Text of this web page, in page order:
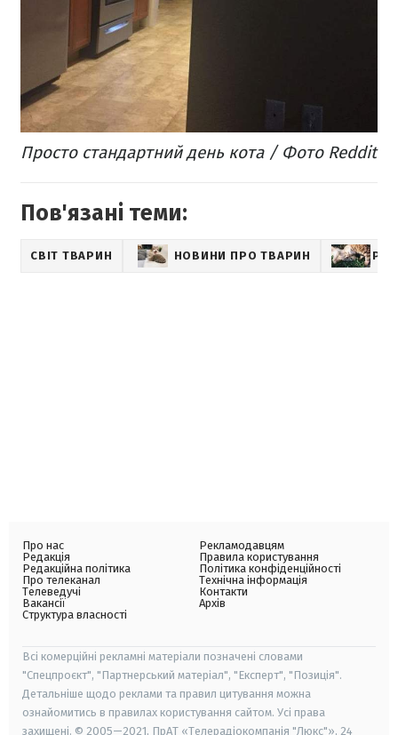
Просто стандартний день кота / Фото Reddit
Пов'язані теми:
СВІТ ТВАРИН НОВИНИ ПРО ТВАРИН
Про нас
Редакція
Редакційна політика
Про телеканал
Телеведучі
Вакансії
Структура власності
Рекламодавцям
Правила користування
Політика конфіденційності
Технічна інформація
Контакти
Архів
Всі комерційні рекламні матеріали позначені словами
"Спецпроєкт", "Партнерський матеріал", "Експерт", "Позиція".
Детальніше щодо реклами та правил цитування можна
ознайомитись в правилах користування сайтом. Усі права
захищені. © 2005—2021, ПрАТ «Телерадіокомпанія "Люкс"», 24